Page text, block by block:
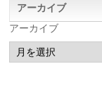
アーカイブ
アーカイブ